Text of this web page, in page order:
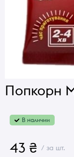
Попкорн
В наличии
43 ₴ / за шт.